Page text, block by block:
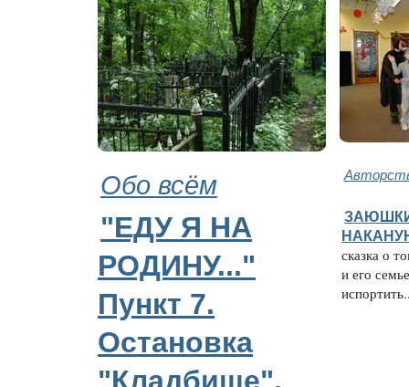
Обо всём
"ЕДУ Я НА
РОДИНУ..."
Пункт 7.
Остановка
сказка о
и его